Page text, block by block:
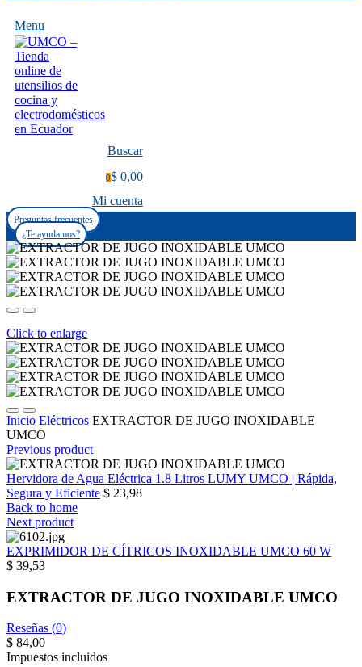
Menu
Buscar
0$ 0,00
Mi cuenta
Preguntas frecuentes
¿Te ayudamos?
Click to enlarge
Inicio Eléctricos EXTRACTOR DE JUGO INOXIDABLE
UMCO
Previous product
Hervidora de Agua Eléctrica 1.8 Litros LUMY UMCO | Rápida,
Segura y Eficiente $ 23,98
Back to home
Next product
EXPRIMIDOR DE CÍTRICOS INOXIDABLE UMCO 60 W
$ 39,53
EXTRACTOR DE JUGO INOXIDABLE UMCO
Reseñas (0)
$ 84,00
Impuestos incluidos